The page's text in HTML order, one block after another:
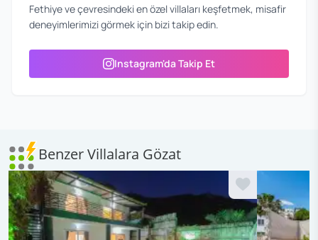
Fethiye ve çevresindeki en özel villaları keşfetmek, misafir
deneyimlerimizi görmek için bizi takip edin.
Instagram'da Takip Et
Benzer Villalara Gözat